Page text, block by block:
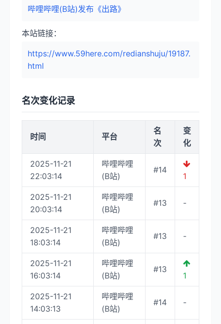
哔哩哔哩(B站)发布《出路》
本站链接：
https://www.59here.com/redianshuju/19187.
html
名次变化记录
时间 平台
名
次
变
化
2025-11-21
22:03:14
哔哩哔哩
(B站)
#14
1
2025-11-21
20:03:14
哔哩哔哩
(B站)
#13 -
2025-11-21
18:03:14
哔哩哔哩
(B站)
#13 -
2025-11-21
16:03:14
哔哩哔哩
(B站)
#13
1
2025-11-21
14:03:13
哔哩哔哩
(B站)
#14 -